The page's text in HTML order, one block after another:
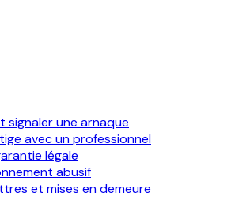
signaler une arnaque
avec un professionnel
légale
abusif
et mises en demeure